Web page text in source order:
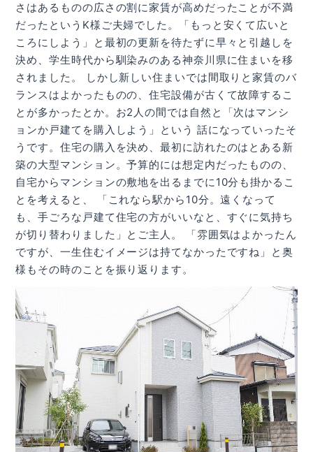
さはあるものの広さの割に家賃が高めだったことが不満
だったというK様ご夫婦でした。「もっと安くて広いと
ころにしよう」と最初の更新を待たずに早々と引越しを
決め、学生時代から馴染みのある神奈川県に住まいを移
されました。 しかし新しい住まいでは間取りと家賃のバ
ランスはよかったものの、住宅設備が古くて故障するこ
とが多かったとか。お2人の間では自然と「次はマンシ
ョンか戸建てを購入しよう」という 話になっていったそ
うです。住宅の購入を決め、最初に訪れたのはとある新
築の大型マンション。予算的には想定内だったものの、
自宅からマンションの敷地を出るまでに10分も掛かるこ
とを考えると、 「これなら駅から10分。遠くなって
も、手ごろな戸建て住宅の方がいいなと、すぐに気持ち
が切り替わりました」とご主人。 「雰囲気はよかったん
ですが、一生住むイメージは持てなかったですね」と奥
様もその時のことを振り返ります。